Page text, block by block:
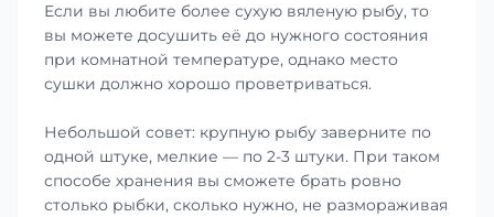
Если вы любите более сухую вяленую рыбу, то
вы можете досушить её до нужного состояния
при комнатной температуре, однако место
сушки должно хорошо проветриваться.
Небольшой совет: крупную рыбу заверните по
одной штуке, мелкие — по 2-3 штуки. При таком
способе хранения вы сможете брать ровно
столько рыбки, сколько нужно, не размораживая